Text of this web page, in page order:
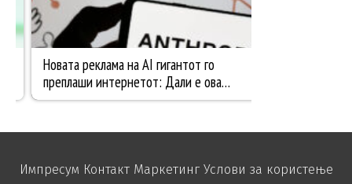
Импресум Контакт Маркетинг Услови за користење